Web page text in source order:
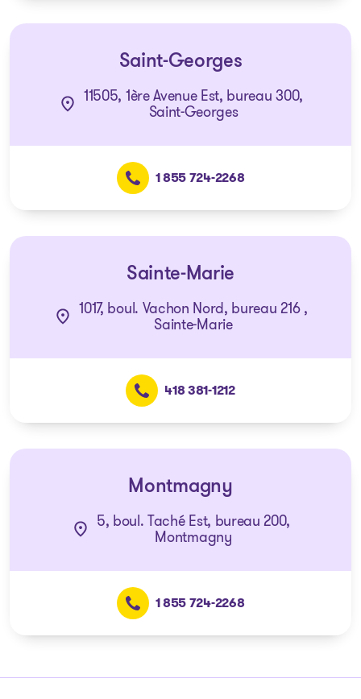
Saint-Georges
11505, 1ère Avenue Est, bureau 300,
Saint-Georges
1 855 724-2268
Sainte-Marie
1017, boul. Vachon Nord, bureau 216 ,
Sainte-Marie
418 381-1212
Montmagny
5, boul. Taché Est, bureau 200,
Montmagny
1 855 724-2268